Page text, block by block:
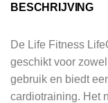
BESCHRIJVING
De Life Fitness
geschikt voor
gebruik en biedt
cardiotraining. Het